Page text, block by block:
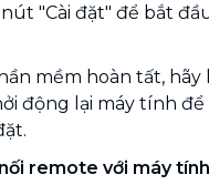
"Cài đặt" để bắt
mềm hoàn tất, hãy
động lại máy tính
remote với máy tính